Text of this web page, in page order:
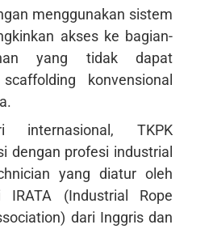
menggunakan sistem
akses ke bagian-
yang tidak dapat
konvensional
internasional, TKPK
dengan profesi industrial
yang diatur oleh
IRATA (Industrial Rope
dari Inggris dan